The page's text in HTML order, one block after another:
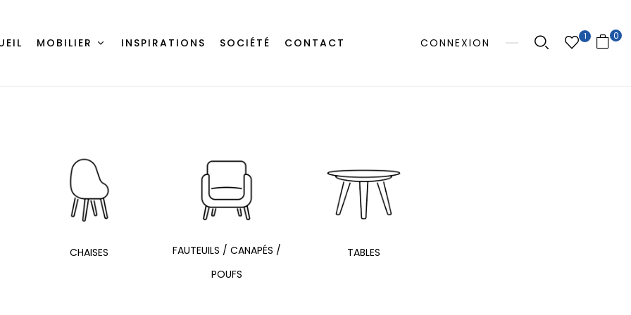
MOBILIER INSPIRATIONS SOCIÉTÉ CONTACT CONNEXION
1 0
CHAISES
FAUTEUILS / CANAPÉS /
POUFS
TABLES